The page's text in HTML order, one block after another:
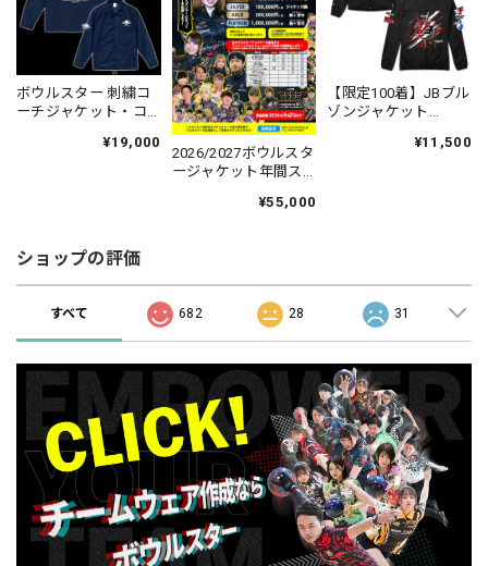
ボウルスター 刺繍コ
ーチジャケット・コ
［ジャケット-27］納
¥19,000
2026/2027ボウルスタ
ージャケット年間ス
¥55,000
【限定100着】JBブル
ゾンジャケット
¥11,500
ショップの評価
すべて 682 28 31